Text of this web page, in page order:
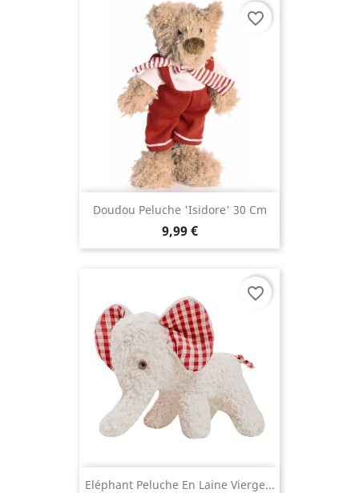
Doudou Peluche 'Isidore' 30 Cm
9,99 €
favorite_border
Eléphant Peluche En Laine Vierge...
favorite_border